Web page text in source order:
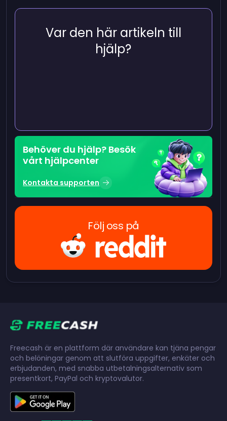
Var den här artikeln till
hjälp?
Behöver du hjälp? Besök
vårt hjälpcenter
Kontakta supporten
Följ oss på
Freecash är en plattform där användare kan tjäna pengar
och belöningar genom att slutföra uppgifter, enkäter och
erbjudanden, med snabba utbetalningsalternativ som
presentkort, PayPal och kryptovalutor.